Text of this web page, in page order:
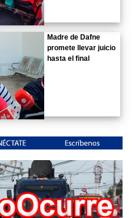
Madre de Dafne
promete llevar juicio
hasta el final